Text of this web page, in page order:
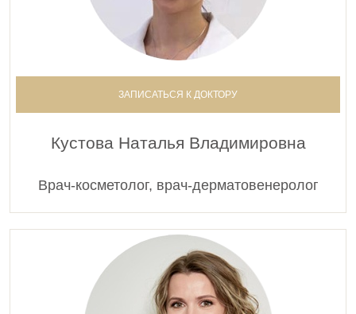
ЗАПИСАТЬСЯ К ДОКТОРУ
Кустова Наталья Владимировна
Врач-косметолог, врач-дерматовенеролог